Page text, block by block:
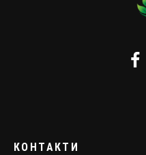
КОНТАКТИ